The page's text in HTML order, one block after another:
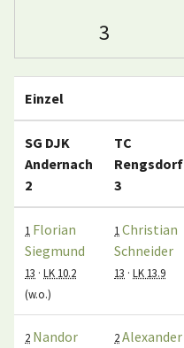
3
Einzel
SG DJK
Andernach
2
TC
Rengsdorf
3
1 Florian
Siegmund
13 · LK 10.2
(w.o.)
1 Christian
Schneider
13 · LK 13.9
2 Nandor
2Alexander